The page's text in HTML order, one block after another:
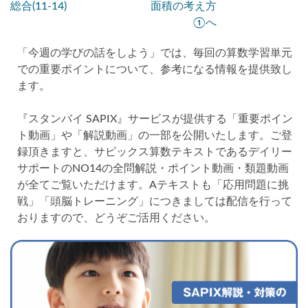
総合(11-14)
面積の考え方
①へ
「今週の学びの話をしよう」では、毎回の算数学習単元
での重要ポイントについて、参考になる情報を提供致し
ます。
『スタンバイ SAPIX』サービスが提供する「重要ポイン
ト動画」や「解説動画」の一部を公開いたします。ご登
録頂きますと、サピックス算数テキストであるデイリー
サポートのNO14の全問解説・ポイント動画・類題動画
が全てご覧いただけます。Aテキストも「応用問題に挑
戦」「頭脳トレーニング」につきましては配信を行って
おりますので、どうぞご活用ください。
入試分析・志望校別対策
学習相談への回答 コベツバradio（音声コンテンツ）
各No(ナンバー)についての話 ケアレスミス
SAPIXマンスリー確認/復習テスト SAPIX組分けテスト
サピックスオープン 土曜特訓
早稲アカデミーカリキュラムテスト 四谷大塚週テスト
四谷大塚公開組分けテスト 四谷大塚合不合判定テスト
四谷大塚志望校判定テスト 新学年(1月〜2月)
前期(3月〜7月) 夏期(7〜8月) 後期(9月〜11月)
冬期(12月〜1月) サピックステキスト解説・対策
予習シリーズテキスト解説・対策
TopGun特訓 コベツバ過去問動画解説
コベツバからのお知らせ 抽象化能力 熱量